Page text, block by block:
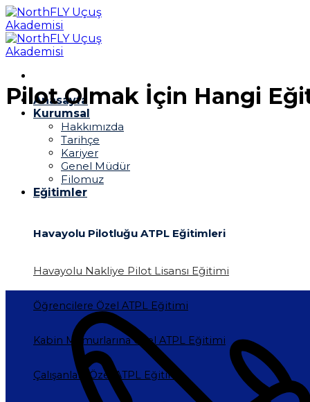
İçeriğe
atla
Anasayfa
Kurumsal
Hakkımızda
Tarihçe
Kariyer
Genel Müdür
Filomuz
Eğitimler
Havayolu Pilotluğu ATPL Eğitimleri
Havayolu Nakliye Pilot Lisansı Eğitimi
Öğrencilere Özel ATPL Eğitimi
Kabin Memurlarına Özel ATPL Eğitimi
Çalışanlara Özel ATPL Eğitimi
Pilot Olmak İçin Hangi